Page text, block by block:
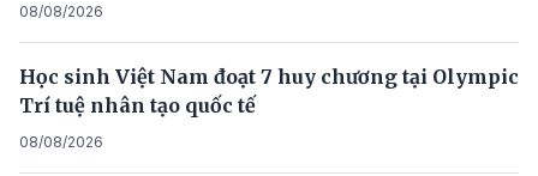
08/08/2026
Học sinh Việt Nam đoạt 7 huy chương tại Olympic
Trí tuệ nhân tạo quốc tế
08/08/2026